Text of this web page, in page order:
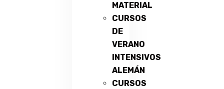
MATERIAL
CURSOS
DE
VERANO
INTENSIVOS
ALEMÁN
CURSOS